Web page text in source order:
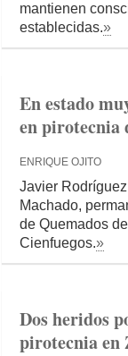
mantienen
establecidas.»
En estado
en pirotecnia
ENRIQUE OJITO
Javier
Machado,
de Quemados
Cienfuegos.»
Dos heridos
pirotecnia en